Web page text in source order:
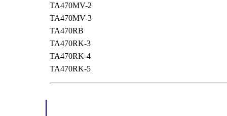
TA470MV-2
TA470MV-3
TA470RB
TA470RK-3
TA470RK-4
TA470RK-5